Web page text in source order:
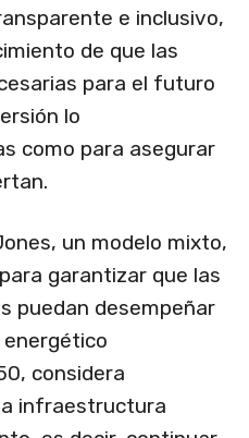
e inclusivo,
de que las
para el futuro
lo
como para asegurar
un modelo mixto,
garantizar que las
puedan desempeñar
considera
infraestructura